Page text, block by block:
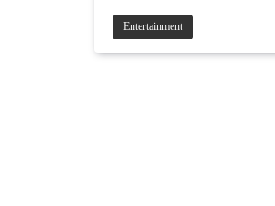
Entertainment